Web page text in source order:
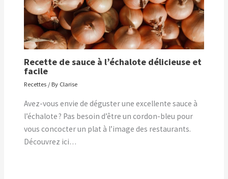
Recette de sauce à l’échalote délicieuse et
facile
Recettes / By Clarise
Avez-vous envie de déguster une excellente sauce à
l’échalote ? Pas besoin d’être un cordon-bleu pour
vous concocter un plat à l’image des restaurants.
Découvrez ici…